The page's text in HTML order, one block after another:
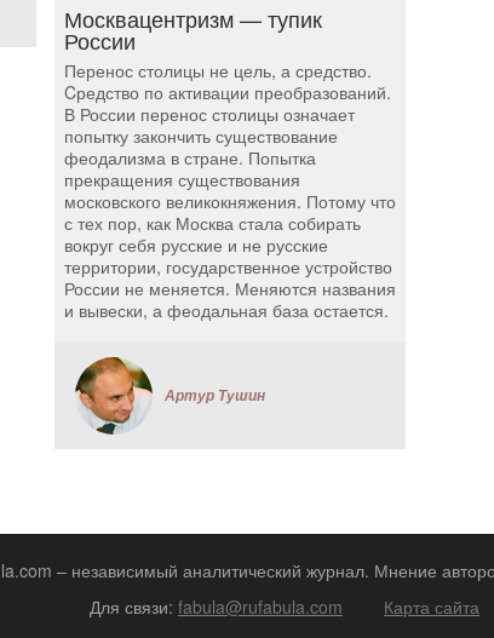
Москвацентризм — тупик
России
Перенос столицы не цель, а средство.
Cредство по активации преобразований.
В России перенос столицы означает
попытку закончить существование
феодализма в стране. Попытка
прекращения существования
московского великокняжения. Потому что
с тех пор, как Москва стала собирать
вокруг себя русские и не русские
территории, государственное устройство
России не меняется. Меняются названия
и вывески, а феодальная база остается.
Артур Тушин
– независимый аналитический журнал. Мнение
Для связи: fabula@rufabula.com Карта сайта